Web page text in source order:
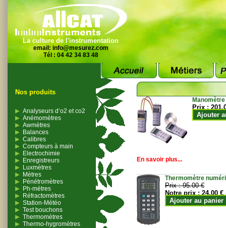
La culture de l'instrumentation
email: info@mesurez.com
Tél : 04 42 34 83 48
Nos produits
Analyseurs d’o2 et co2
Anémomètres
Awmètres
Balances
Calibres
Compteurs à main
Electrochimie
Enregistreurs
Luxmètres
Mètres
Pénétromètres
Ph-mètres
Réfractomètres
Station-Météo
Test bouchons
Thermomètres
Thermo-hygromètres
Prix :
Ajouter
En savoir plus...
Thermomètre
Prix :95.00 €
Notre prix :24.00 €
Ajouter au panier